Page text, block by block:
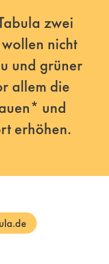
zwei
nicht
und grüner
allem die
und
erhöhen.